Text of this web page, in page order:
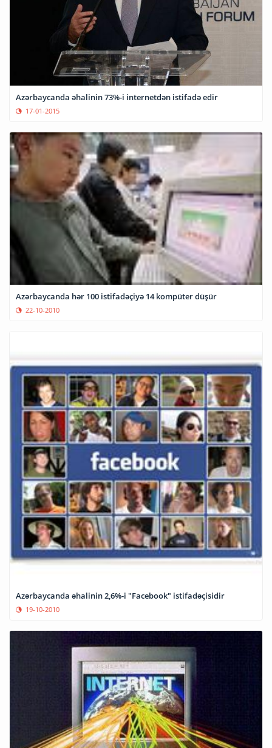
Azərbaycanda əhalinin 73%-i internetdən istifadə edir
17-01-2015
Azərbaycanda hər 100 istifadəçiyə 14 kompüter düşür
22-10-2010
Azərbaycanda əhalinin 2,6%-i "Facebook" istifadəçisidir
19-10-2010